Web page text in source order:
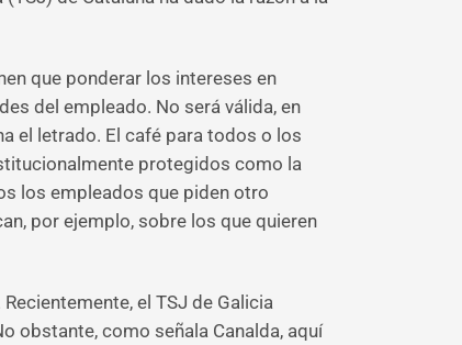
que ponderar los intereses en
del empleado. No será válida, en
el letrado. El café para todos o los
protegidos como la
los empleados que piden otro
por ejemplo, sobre los que quieren
el TSJ de Galicia
obstante, como señala Canalda, aquí